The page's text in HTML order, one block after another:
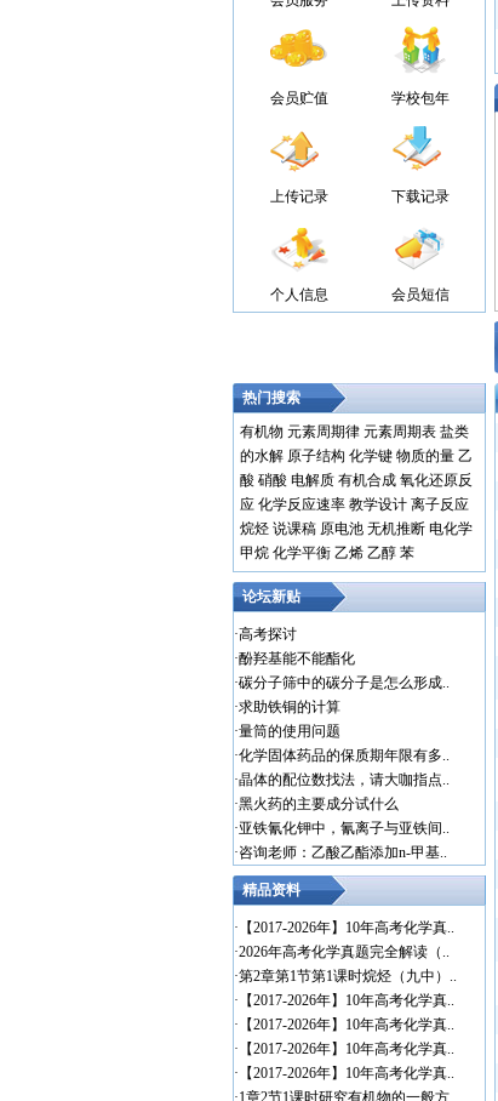
会员贮值 学校包年
上传记录 下载记录
个人信息 会员短信
热门搜索
有机物 元素周期律 元素周期表 盐类
的水解 原子结构 化学键 物质的量 乙
酸 硝酸 电解质 有机合成 氧化还原反
应 化学反应速率 教学设计 离子反应
烷烃 说课稿 原电池 无机推断 电化学
甲烷 化学平衡 乙烯 乙醇 苯
论坛新贴
·高考探讨
·酚羟基能不能酯化
·碳分子筛中的碳分子是怎么形成..
·求助铁铜的计算
·量筒的使用问题
·化学固体药品的保质期年限有多..
·晶体的配位数找法，请大咖指点..
·黑火药的主要成分试什么
·亚铁氰化钾中，氰离子与亚铁间..
·咨询老师：乙酸乙酯添加n-甲基..
精品资料
· 【2017-2026年】10年高考化学真..
·2026年高考化学真题完全解读（..
·第2章第1节第1课时烷烃（九中）..
· 【2017-2026年】10年高考化学真..
· 【2017-2026年】10年高考化学真..
· 【2017-2026年】10年高考化学真..
· 【2017-2026年】10年高考化学真..
·1章2节1课时研究有机物的一般方..